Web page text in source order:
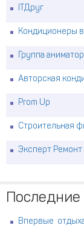
ITДруг
Кондиционеры
Группа
Авторская
Prom Up
Строительная
Эксперт Ремонт
Впервые